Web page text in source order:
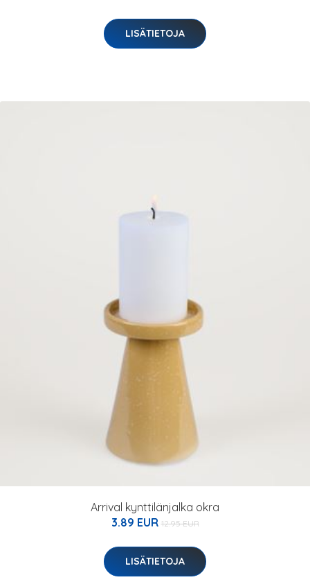
LISÄTIETOJA
Arrival kynttilänjalka okra
3.89 EUR 12.95 EUR
LISÄTIETOJA